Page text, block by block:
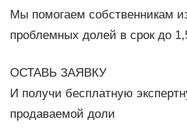
Мы помогаем собственникам
проблемных долей в срок до
ОСТАВЬ ЗАЯВКУ
И получи бесплатную
продаваемой доли